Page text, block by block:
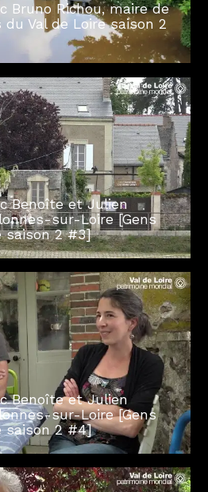
Bruno Richou, maire de
du Val de Loire saison 2
Benoîte et Julien
sur-Loire [Gens
saison 2 #3]
Benoîte et Julien
sur-Loire [Gens
saison 2 #4]